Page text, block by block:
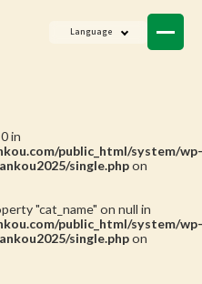
Language
in
public_html/system/wp-
single.phpon
"cat_name" on null in
public_html/system/wp-
single.phpon